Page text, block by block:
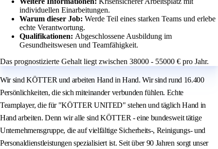
individuellen Einarbeitungen.
Warum dieser Job: Werde Teil eines starken Teams und erlebe
echte Verantwortung.
Qualifikationen: Abgeschlossene Ausbildung im
Gesundheitswesen und Teamfähigkeit.
Das prognostizierte Gehalt liegt zwischen 38000 - 55000 € pro Jahr.
Wir sind KÖTTER und arbeiten Hand in Hand. Wir sind rund 16.400
Persönlichkeiten, die sich miteinander verbunden fühlen. Echte
Teamplayer, die für "KÖTTER UNITED" stehen und täglich Hand in
Hand arbeiten. Denn wir alle sind KÖTTER - eine bundesweit tätige
Unternehmensgruppe, die auf vielfältige Sicherheits-, Reinigungs- und
Personaldienstleistungen spezialisiert ist. Seit über 90 Jahren sorgt unser